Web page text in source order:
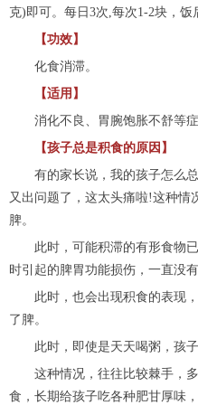
克)即可。每日3次,每次1-2块，饭
【功效】
化食消滞。
【适用】
消化不良、胃腕饱胀不舒等症
【孩子总是积食的原因】
有的家长说，我的孩子怎么总
又出问题了，这太头痛啦!这种情
脾。
此时，可能积滞的有形食物已
时引起的脾胃功能损伤，一直没有
此时，也会出现积食的表现，
了脾。
此时，即使是天天喝粥，孩子
这种情况，往往比较棘手，多
食，长期给孩子吃各种肥甘厚味